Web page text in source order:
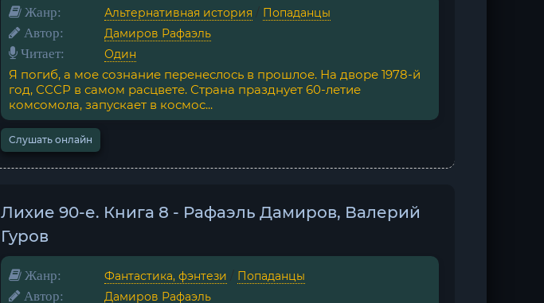
Жанр: Альтернативная история Попаданцы
Автор: Дамиров Рафаэль
Читает: Один
Я погиб, а мое сознание перенеслось в прошлое. На дворе 1978-й
год, СССР в самом расцвете. Страна празднует 60-летие
комсомола, запускает в космос...
Слушать онлайн
Лихие 90-е. Книга 8 - Рафаэль Дамиров, Валерий
Гуров
Жанр: Фантастика, фэнтези Попаданцы
Автор: Дамиров Рафаэль